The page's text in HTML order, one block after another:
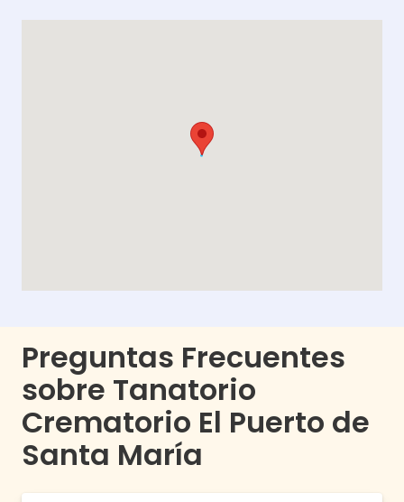
Preguntas Frecuentes
sobre Tanatorio
Crematorio El Puerto de
Santa María